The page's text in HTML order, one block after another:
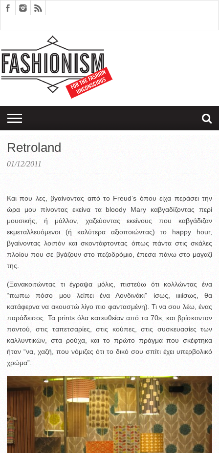
EDITORIALS
COUPLES
THERAPY
SARTORIAGRAM
Retroland
01/12/2011
Και που λες, βγαίνοντας από το Freud’s όπου είχα περάσει την
ώρα μου πίνοντας εκείνα τα bloody Mary καβγαδίζοντας περί
μουσικής, ή μάλλον, χαζεύοντας εκείνους που καβγάδιζαν
εκμεταλλευόμενοι (ή καλύτερα αξιοποιώντας) το happy hour,
βγαίνοντας λοιπόν και σκοντάφτοντας όπως πάντα στις σκάλες
πλοίου που σε βγάζουν στο πεζοδρόμιο, έπεσα πάνω στο μαγαζί
της.
(Ξανακοιτώντας τι έγραψα μόλις, πιστεύω ότι κολλώντας ένα
“πωπω πόσο μου λείπει ένα Λονδινάκι” ίσως, ιιιιίσως, θα
κατάφερνα να ακουστώ λίγο πιο φαντασμένη). Τι να σου λέω, ένας
παράδεισος. Τα prints όλα κατευθείαν από τα 70s, και βρίσκονταν
παντού, στις ταπετσαρίες, στις κούπες, στις συσκευασίες των
καλλυντικών, στα ρούχα, και το πρώτο πράγμα που σκέφτηκα
ήταν “να, χαζή, που νόμιζες ότι το δικό σου σπίτι έχει υπερβολικό
χρώμα”.